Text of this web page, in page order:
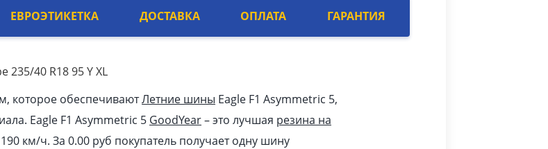
ЕВРОЭТИКЕТКА ДОСТАВКА ОПЛАТА ГАРАНТИЯ
235/40 R18 95 Y XL
которое обеспечиваютЛетние шины Eagle F1 Asymmetric 5,
Eagle F1 Asymmetric 5 GoodYear– это лучшая резина на
км/ч. За 0.00 pуб покупатель получает одну шину